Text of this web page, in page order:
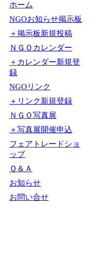
ホーム
NGOお知らせ掲示板
＋掲示板新規投稿
ＮＧＯカレンダー
＋カレンダー新規登
録
NGOリンク
＋リンク新規登録
ＮＧＯ写真展
＋写真展開催申込
フェアトレードショ
ップ
Ｑ＆Ａ
お知らせ
お問い合せ